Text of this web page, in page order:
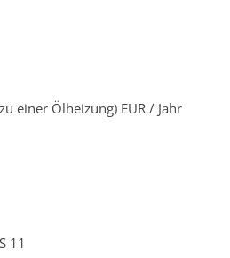
einer Ölheizung) EUR / Jahr
11